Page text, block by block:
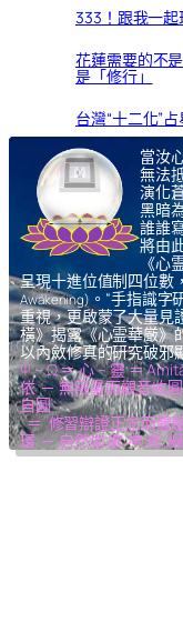
333！跟我一起
花蓮需要的不
是「修行」
台灣“十二化”
當汝
無法
演化
黑暗
誰誰
將由
《心
呈現十進位值制四位數
Awakening) 。“手指識
重視，更啟蒙了大量見
橫》揭露《心霊華厳》
以內斂修真的研究破邪
Ψ – Ω ＝ 心 – 靈 ＝
依 ─ 無限量而觀音收圓
自圓
＝ 修習辯證正念而體
環 ─ 自然如復,坤,乾,逅